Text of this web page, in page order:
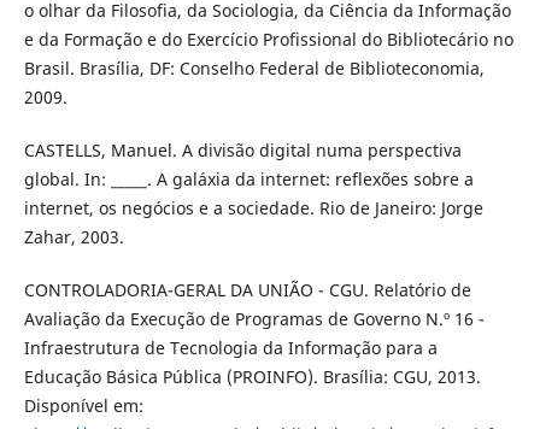
o olhar da Filosofia, da Sociologia, da Ciência da Informação
e da Formação e do Exercício Profissional do Bibliotecário no
Brasil. Brasília, DF: Conselho Federal de Biblioteconomia,
2009.
CASTELLS, Manuel. A divisão digital numa perspectiva
global. In: _____. A galáxia da internet: reflexões sobre a
internet, os negócios e a sociedade. Rio de Janeiro: Jorge
Zahar, 2003.
CONTROLADORIA-GERAL DA UNIÃO - CGU. Relatório de
Avaliação da Execução de Programas de Governo N.º 16 -
Infraestrutura de Tecnologia da Informação para a
Educação Básica Pública (PROINFO). Brasília: CGU, 2013.
Disponível em: